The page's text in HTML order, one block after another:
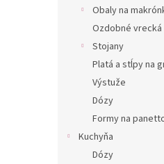
Obaly na
Ozdobné vrecká
Stojany
Platá a stĺpy na
Výstuže
Dózy
Formy na
Kuchyňa
Dózy